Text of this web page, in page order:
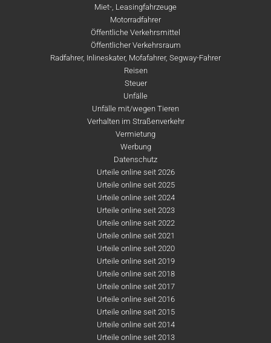
Miet-, Leasingfahrzeuge
Motorradfahrer
Öffentliche Verkehrsmittel
Öffentlicher Verkehrsraum
Radfahrer, Inlineskater, Mofafahrer, Segway-Fahrer
Reisen
Steuer
Unfälle
Unfälle mit/wegen Tieren
Verhalten im Straßenverkehr
Vermietung
Werbung
Datenschutz
Urteile online seit 2026
Urteile online seit 2025
Urteile online seit 2024
Urteile online seit 2023
Urteile online seit 2022
Urteile online seit 2021
Urteile online seit 2020
Urteile online seit 2019
Urteile online seit 2018
Urteile online seit 2017
Urteile online seit 2016
Urteile online seit 2015
Urteile online seit 2014
Urteile online seit 2013